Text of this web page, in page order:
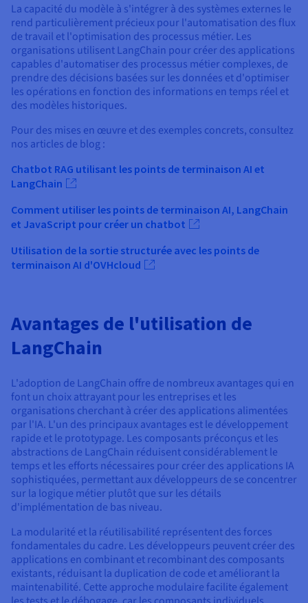
La capacité du modèle à s'intégrer à des systèmes externes le
rend particulièrement précieux pour l'automatisation des flux
de travail et l'optimisation des processus métier. Les
organisations utilisent LangChain pour créer des applications
capables d'automatiser des processus métier complexes, de
prendre des décisions basées sur les données et d'optimiser
les opérations en fonction des informations en temps réel et
des modèles historiques.
Pour des mises en œuvre et des exemples concrets, consultez
nos articles de blog :
Chatbot RAG utilisant les points de terminaison AI et
LangChain
Comment utiliser les points de terminaison AI, LangChain
et JavaScript pour créer un chatbot
Utilisation de la sortie structurée avec les points de
terminaison AI d'OVHcloud
Avantages de l'utilisation de
LangChain
L'adoption de LangChain offre de nombreux avantages qui en
font un choix attrayant pour les entreprises et les
organisations cherchant à créer des applications alimentées
par l'IA. L'un des principaux avantages est le développement
rapide et le prototypage. Les composants préconçus et les
abstractions de LangChain réduisent considérablement le
temps et les efforts nécessaires pour créer des applications IA
sophistiquées, permettant aux développeurs de se concentrer
sur la logique métier plutôt que sur les détails
d'implémentation de bas niveau.
La modularité et la réutilisabilité représentent des forces
fondamentales du cadre. Les développeurs peuvent créer des
applications en combinant et recombinant des composants
existants, réduisant la duplication de code et améliorant la
maintenabilité. Cette approche modulaire facilite également